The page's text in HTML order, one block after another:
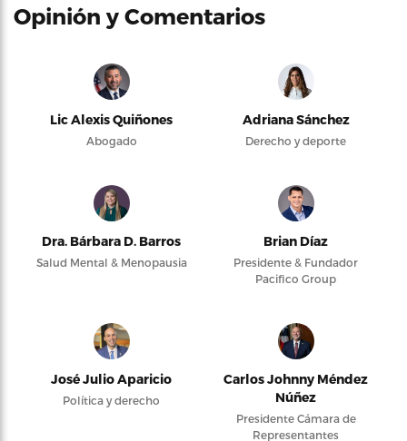
Opinión y Comentarios
Lic Alexis Quiñones
Abogado
Adriana Sánchez
Derecho y deporte
Dra. Bárbara D. Barros
Salud Mental & Menopausia
Brian Díaz
Presidente & Fundador
Pacifico Group
José Julio Aparicio
Política y derecho
Carlos Johnny Méndez
Núñez
Presidente Cámara de
Representantes